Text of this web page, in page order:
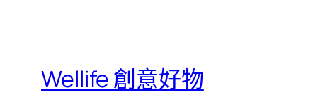
Wellife 創意好物